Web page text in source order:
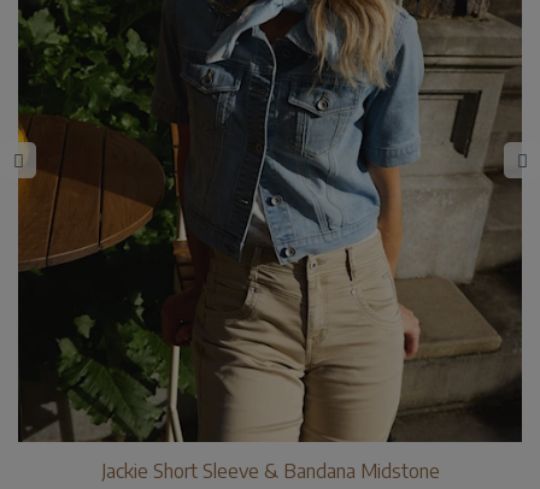
Jackie Short Sleeve & Bandana Midstone